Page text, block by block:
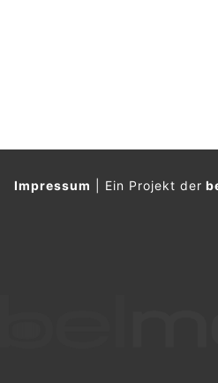
Impressum Ein Projekt der